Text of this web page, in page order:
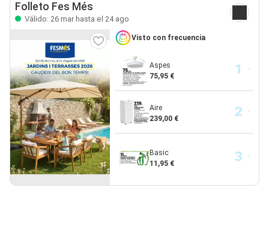
Folleto Fes Més
Válido: 26 mar hasta el 24 ago
Visto con frecuencia
Aspes
75,95 €
Aire
239,00 €
Basic
11,95 €